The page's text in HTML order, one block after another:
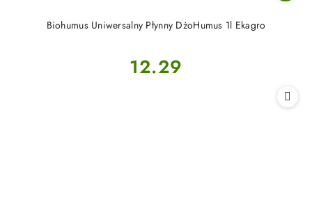
Biohumus Uniwersalny Płynny DżoHumus 1l Ekagro
Cena:
12.29